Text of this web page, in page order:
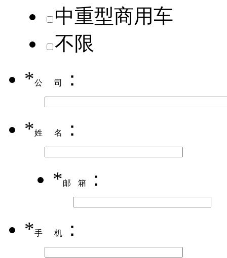
中重型商用车
不限
*公司 ：
*姓名 ：
*邮箱 ：
*手机 ：